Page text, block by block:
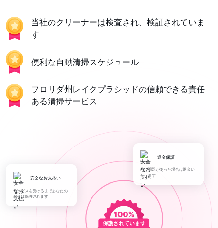
当社のクリーナーは検査され、検証されていま
す
便利な自動清掃スケジュール
フロリダ州レイクプラシッドの信頼できる責任
ある清掃サービス
保護されています
安全なお支払い
サービスを受けるまであなたの
お金は保護されます
返金保証
何か問題があった場合は返金い
たします